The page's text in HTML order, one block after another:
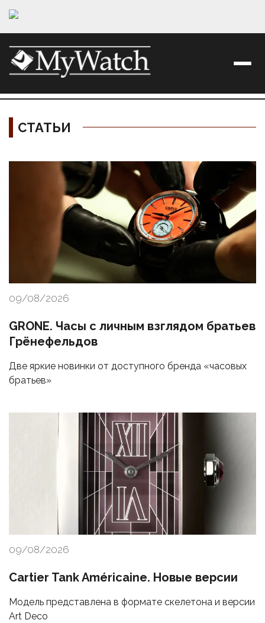
СТАТЬИ
Материалы
09/08/2026
GRONE. Часы с личным взглядом братьев
Грёнефельдов
Две яркие новинки от доступного бренда «часовых
братьев»
09/08/2026
Cartier Tank Américaine. Новые версии
Модель представлена в формате скелетона и версии
Art Deco